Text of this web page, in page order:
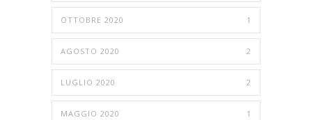
OTTOBRE 2020 1
AGOSTO 2020 2
LUGLIO 2020 2
MAGGIO 2020 1